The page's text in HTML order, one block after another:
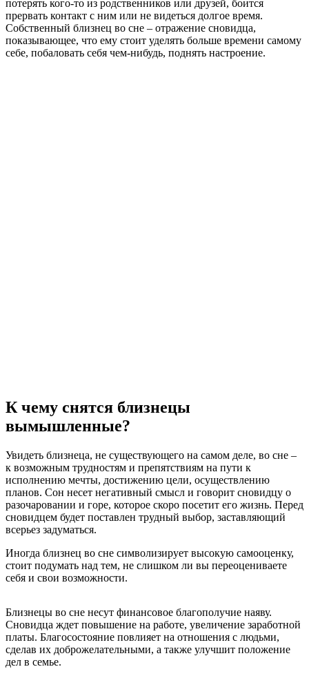
потерять кого-то из родственников или друзей, боится
прервать контакт с ним или не видеться долгое время.
Собственный близнец во сне – отражение сновидца,
показывающее, что ему стоит уделять больше времени самому
себе, побаловать себя чем-нибудь, поднять настроение.
К чему снятся близнецы
вымышленные?
Увидеть близнеца, не существующего на самом деле, во сне –
к возможным трудностям и препятствиям на пути к
исполнению мечты, достижению цели, осуществлению
планов. Сон несет негативный смысл и говорит сновидцу о
разочаровании и горе, которое скоро посетит его жизнь. Перед
сновидцем будет поставлен трудный выбор, заставляющий
всерьез задуматься.
Иногда близнец во сне символизирует высокую самооценку,
стоит подумать над тем, не слишком ли вы переоцениваете
себя и свои возможности.
Близнецы во сне несут финансовое благополучие наяву.
Сновидца ждет повышение на работе, увеличение заработной
платы. Благосостояние повлияет на отношения с людьми,
сделав их доброжелательными, а также улучшит положение
дел в семье.